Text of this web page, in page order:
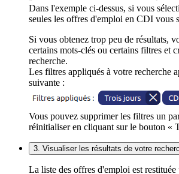
Dans l'exemple ci-dessus, si vous
seules les offres d'emploi en CDI vous
Si vous obtenez trop peu de résultats,
certains mots-clés ou certains filtres et
recherche.
Les filtres appliqués à votre recherche
suivante :
Vous pouvez supprimer les filtres un
réinitialiser en cliquant sur le bouton «
3. Visualiser les résultats de votre
La liste des offres d'emploi est restituée